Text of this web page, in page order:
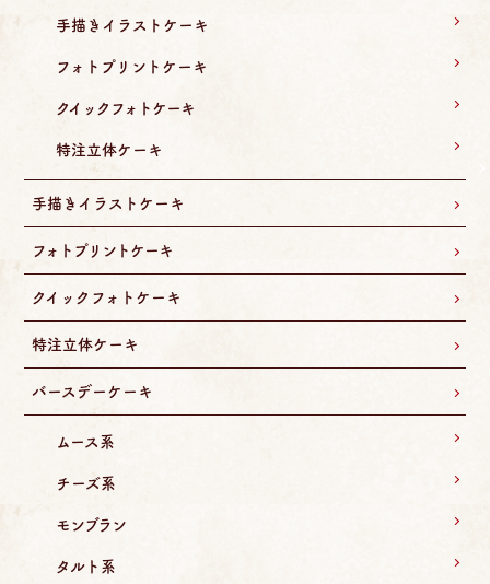
手描きイラストケーキ
フォトプリントケーキ
クイックフォトケーキ
特注立体ケーキ
手描きイラストケーキ
フォトプリントケーキ
クイックフォトケーキ
特注立体ケーキ
バースデーケーキ
ムース系
チーズ系
モンブラン
タルト系